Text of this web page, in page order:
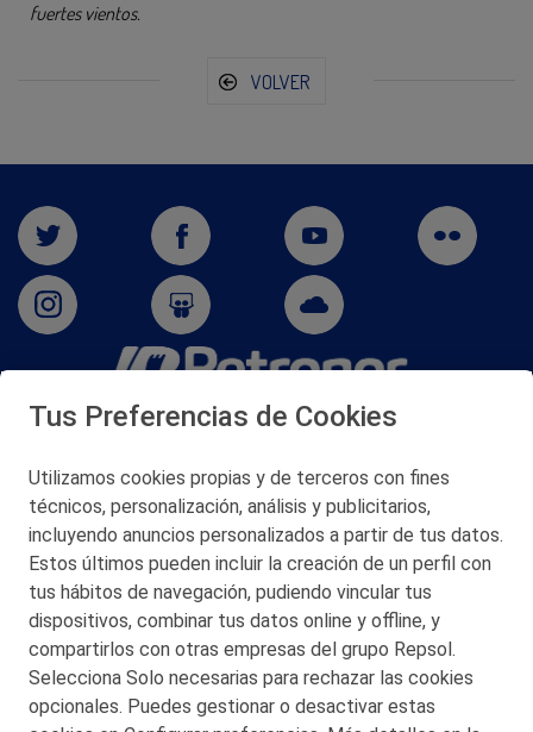
fuertes vientos.
VOLVER
San Martín 5-Edificio Muñatones,
© 2026 Petronor S.A.
CONTACTO
MAPA WEB
Tus Preferencias de Cookies
Utilizamos cookies propias y de terceros con fines
técnicos, personalización, análisis y publicitarios,
incluyendo anuncios personalizados a partir de tus datos.
Estos últimos pueden incluir la creación de un perfil con
tus hábitos de navegación, pudiendo vincular tus
dispositivos, combinar tus datos online y offline, y
compartirlos con otras empresas del grupo Repsol.
Selecciona Solo necesarias para rechazar las cookies
opcionales. Puedes gestionar o desactivar estas